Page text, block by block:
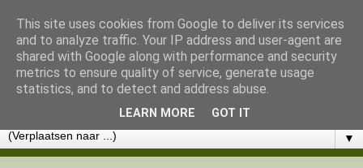
Lekker eten met Marlon
KOOKWORKSHOPS - CHOCOLADE WORKSHOPS -
CATERING - RECEPTEN
▼
This site uses cookies from Google to deliver its services
and to analyze traffic. Your IP address and user-agent are
shared with Google along with performance and security
metrics to ensure quality of service, generate usage
statistics, and to detect and address abuse.
LEARN MORE GOT IT